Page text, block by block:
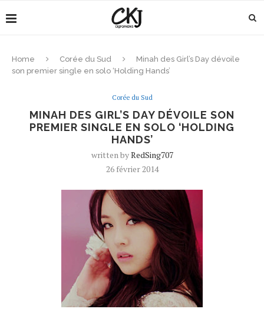
Home Corée du Sud
Minah des Girl’s Day dévoile
son premier single en solo ‘Holding Hands’
Corée du Sud
MINAH DES GIRL’S DAY DÉVOILE SON
PREMIER SINGLE EN SOLO ‘HOLDING
HANDS’
written byRedSing707
26 février 2014